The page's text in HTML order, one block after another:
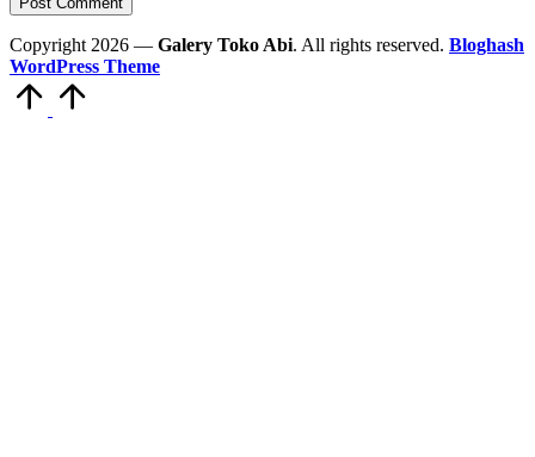
Copyright 2026 — Galery Toko Abi. All rights reserved. Bloghash
WordPress Theme